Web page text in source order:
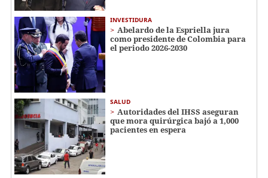
INVESTIDURA
Abelardo de la Espriella jura
como presidente de Colombia para
el periodo 2026-2030
SALUD
Autoridades del IHSS aseguran
que mora quirúrgica bajó a 1,000
pacientes en espera